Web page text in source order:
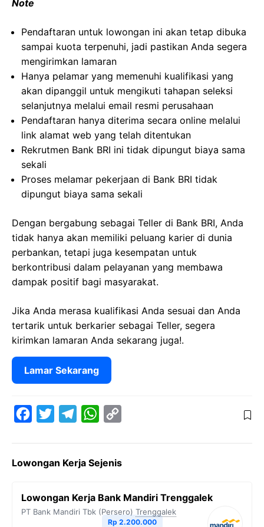
Note
Pendaftaran untuk lowongan ini akan tetap dibuka
sampai kuota terpenuhi, jadi pastikan Anda segera
mengirimkan lamaran
Hanya pelamar yang memenuhi kualifikasi yang
akan dipanggil untuk mengikuti tahapan seleksi
selanjutnya melalui email resmi perusahaan
Pendaftaran hanya diterima secara online melalui
link alamat web yang telah ditentukan
Rekrutmen Bank BRI ini tidak dipungut biaya sama
sekali
Proses melamar pekerjaan di Bank BRI tidak
dipungut biaya sama sekali
Dengan bergabung sebagai Teller di Bank BRI, Anda
tidak hanya akan memiliki peluang karier di dunia
perbankan, tetapi juga kesempatan untuk
berkontribusi dalam pelayanan yang membawa
dampak positif bagi masyarakat.
Jika Anda merasa kualifikasi Anda sesuai dan Anda
tertarik untuk berkarier sebagai Teller, segera
kirimkan lamaran Anda sekarang juga!.
Lamar Sekarang
e
o
t
e
e
r
W
t
A
y
n
Lowongan Kerja Sejenis
Lowongan Kerja Bank Mandiri Trenggalek
PT Bank Mandiri Tbk (Persero) Trenggalek
Rp 2.200.000